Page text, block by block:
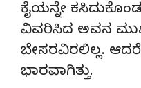
ಕೈಯನ್ನೇ
ವಿವರಿಸಿದ ಅವನ
ಬೇಸರವಿರಲಿಲ್ಲ. ಆದರೆ
ಭಾರವಾಗಿತ್ತು.